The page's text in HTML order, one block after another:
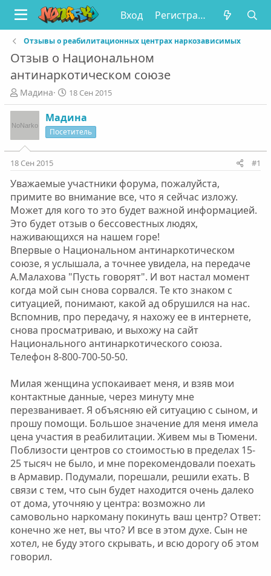
Вход Регистрация
Отзывы о реабилитационных центрах наркозависимых
Отзыв о Национальном
антинаркотическом союзе
А
в
т
о
р
т
е
ы
Мадина
Д
а
т
а
н
а
л
а
18 Сен 2015
Мадина
Посетитель
18 Сен 2015 #1
Уважаемые участники форума, пожалуйста,
примите во внимание все, что я сейчас изложу.
Может для кого то это будет важной информацией.
Это будет отзыв о бессовестных людях,
наживающихся на нашем горе!
Впервые о Национальном антинаркотическом
союзе, я услышала, а точнее увидела, на передаче
А.Малахова "Пусть говорят". И вот настал момент
когда мой сын снова сорвался. Те кто знаком с
ситуацией, понимают, какой ад обрушился на нас.
Вспомнив, про передачу, я нахожу ее в интернете,
снова просматриваю, и выхожу на сайт
Национального антинаркотического союза.
Телефон 8-800-700-50-50.
Милая женщина успокаивает меня, и взяв мои
контактные данные, через минуту мне
перезванивает. Я объясняю ей ситуацию с сыном, и
прошу помощи. Большое значение для меня имела
цена участия в реабилитации. Живем мы в Тюмени.
Поблизости центров со стоимостью в пределах 15-
25 тысяч не было, и мне порекомендовали поехать
в Армавир. Подумали, порешали, решили ехать. В
связи с тем, что сын будет находится очень далеко
от дома, уточняю у центра: возможно ли
самовольно наркоману покинуть ваш центр? Ответ:
конечно же нет, вы что? И все в этом духе. Сын не
хотел, не буду этого скрывать, и всю дорогу об этом
говорил.